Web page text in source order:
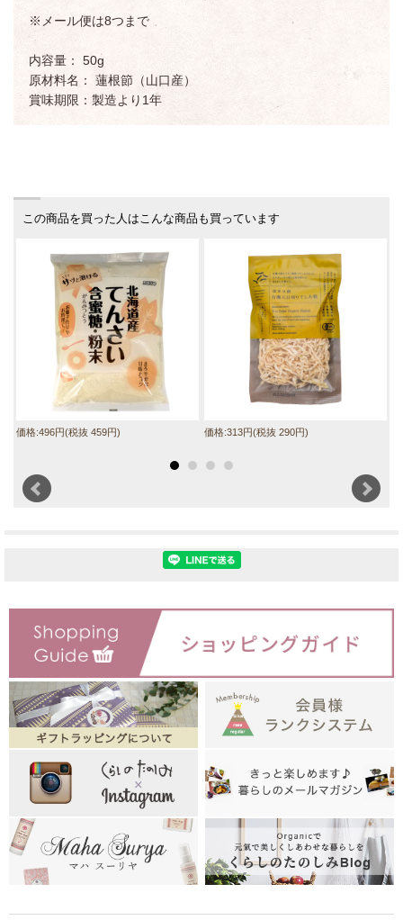
※メール便は8つまで
内容量： 50g
原材料名： 蓮根節（山口産）
賞味期限：製造より1年
この商品を買った人はこんな商品も買っています
価格:496円(税抜 459円) 価格:313円(税抜 290円)